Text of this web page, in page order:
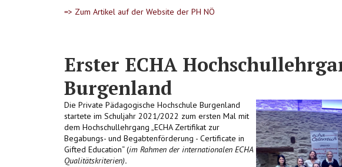
=> Zum Artikel auf der Website der PH NÖ
Erster ECHA
Burgenland
Die Private Pädagogische Hochschule Burgenland
startete im Schuljahr 2021/2022 zum ersten Mal mit
dem Hochschullehrgang „ECHA Zertifikat zur
Begabungs- und Begabtenförderung - Certificate in
Gifted Education“ (im Rahmen der internationalen ECHA
Qualitätskriterien).